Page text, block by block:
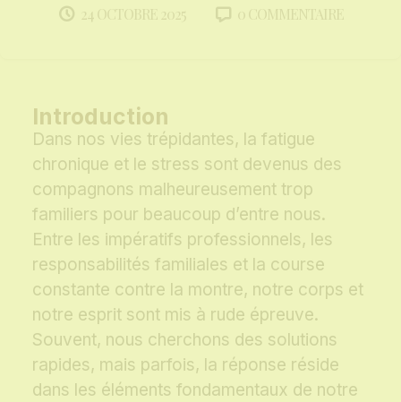
24 OCTOBRE 2025 0 COMMENTAIRE
Introduction
Dans nos vies trépidantes, la fatigue
chronique et le stress sont devenus des
compagnons malheureusement trop
familiers pour beaucoup d’entre nous.
Entre les impératifs professionnels, les
responsabilités familiales et la course
constante contre la montre, notre corps et
notre esprit sont mis à rude épreuve.
Souvent, nous cherchons des solutions
rapides, mais parfois, la réponse réside
dans les éléments fondamentaux de notre